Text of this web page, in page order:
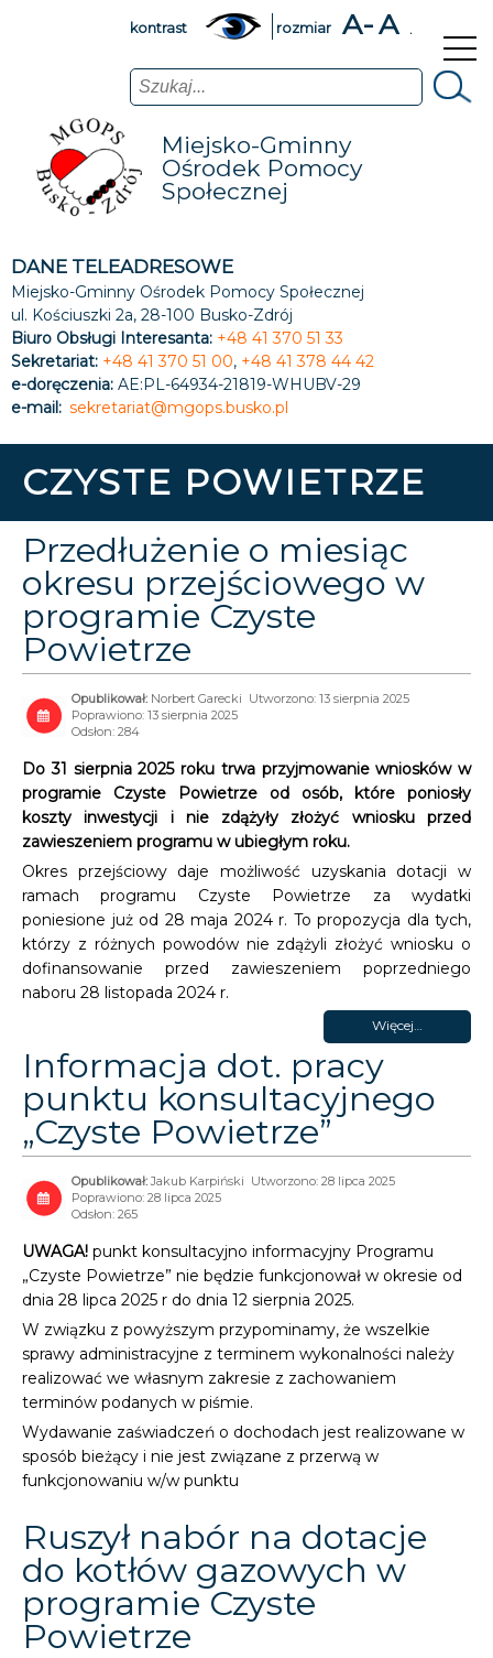
kontrast rozmiar A-A A+
Szukaj
Miejsko-Gminny
Ośrodek Pomocy
Społecznej
DANE TELEADRESOWE
Miejsko-Gminny Ośrodek Pomocy Społecznej
ul. Kościuszki 2a, 28-100 Busko-Zdrój
Biuro Obsługi Interesanta: +48 41 370 51 33
Sekretariat: +48 41 370 51 00, +48 41 378 44 42
e-doręczenia: AE:PL-64934-21819-WHUBV-29
e-mail: sekretariat@mgops.busko.pl
CZYSTE POWIETRZE
Przedłużenie o miesiąc
okresu przejściowego w
programie Czyste
Powietrze
Norbert Garecki Utworzono: 13 sierpnia 2025
Poprawiono: 13 sierpnia 2025
Odsłon: 284
Do 31 sierpnia 2025 roku trwa przyjmowanie wniosków w
programie Czyste Powietrze od osób, które poniosły
koszty inwestycji i nie zdążyły złożyć wniosku przed
zawieszeniem programu w ubiegłym roku.
Okres przejściowy daje możliwość uzyskania dotacji w
ramach programu Czyste Powietrze za wydatki
poniesione już od 28 maja 2024 r. To propozycja dla tych,
którzy z różnych powodów nie zdążyli złożyć wniosku o
dofinansowanie przed zawieszeniem poprzedniego
naboru 28 listopada 2024 r.
Więcej…
Informacja dot. pracy
punktu konsultacyjnego
„Czyste Powietrze”
Jakub Karpiński Utworzono: 28 lipca 2025
Poprawiono: 28 lipca 2025
Odsłon: 265
UWAGA! punkt konsultacyjno informacyjny Programu
„Czyste Powietrze” nie będzie funkcjonował w okresie od
dnia 28 lipca 2025 r do dnia 12 sierpnia 2025.
W związku z powyższym przypominamy, że wszelkie
sprawy administracyjne z terminem wykonalności należy
realizować we własnym zakresie z zachowaniem
terminów podanych w piśmie.
Wydawanie zaświadczeń o dochodach jest realizowane w
sposób bieżący i nie jest związane z przerwą w
funkcjonowaniu w/w punktu
Ruszył nabór na dotacje
do kotłów gazowych w
programie Czyste
Powietrze